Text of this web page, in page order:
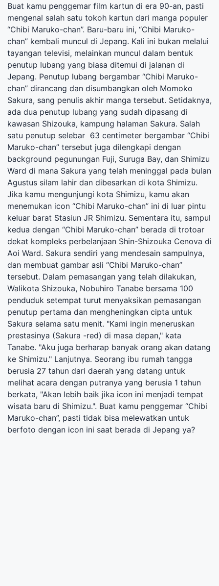
Buat kamu penggemar film kartun di era 90-an, pasti
mengenal salah satu tokoh kartun dari manga populer
“Chibi Maruko-chan”. Baru-baru ini, “Chibi Maruko-
chan” kembali muncul di Jepang. Kali ini bukan melalui
tayangan televisi, melainkan muncul dalam bentuk
penutup lubang yang biasa ditemui di jalanan di
Jepang. Penutup lubang bergambar “Chibi Maruko-
chan” dirancang dan disumbangkan oleh Momoko
Sakura, sang penulis akhir manga tersebut. Setidaknya,
ada dua penutup lubang yang sudah dipasang di
kawasan Shizouka, kampung halaman Sakura. Salah
satu penutup selebar 63 centimeter bergambar “Chibi
Maruko-chan” tersebut juga dilengkapi dengan
background pegunungan Fuji, Suruga Bay, dan Shimizu
Ward di mana Sakura yang telah meninggal pada bulan
Agustus silam lahir dan dibesarkan di kota Shimizu.
Jika kamu mengunjungi kota Shimizu, kamu akan
menemukan icon “Chibi Maruko-chan” ini di luar pintu
keluar barat Stasiun JR Shimizu. Sementara itu, sampul
kedua dengan “Chibi Maruko-chan” berada di trotoar
dekat kompleks perbelanjaan Shin-Shizouka Cenova di
Aoi Ward. Sakura sendiri yang mendesain sampulnya,
dan membuat gambar asli “Chibi Maruko-chan”
tersebut. Dalam pemasangan yang telah dilakukan,
Walikota Shizouka, Nobuhiro Tanabe bersama 100
penduduk setempat turut menyaksikan pemasangan
penutup pertama dan mengheningkan cipta untuk
Sakura selama satu menit. "Kami ingin meneruskan
prestasinya (Sakura -red) di masa depan," kata
Tanabe. "Aku juga berharap banyak orang akan datang
ke Shimizu." Lanjutnya. Seorang ibu rumah tangga
berusia 27 tahun dari daerah yang datang untuk
melihat acara dengan putranya yang berusia 1 tahun
berkata, "Akan lebih baik jika icon ini menjadi tempat
wisata baru di Shimizu.". Buat kamu penggemar “Chibi
Maruko-chan”, pasti tidak bisa melewatkan untuk
berfoto dengan icon ini saat berada di Jepang ya?